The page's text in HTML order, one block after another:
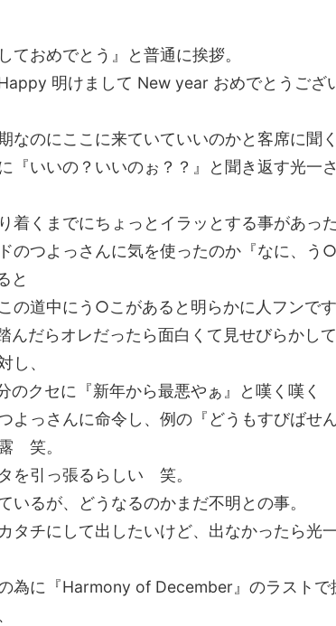
ておめでとう』と普通に挨拶。
明けまして New year おめでとうご
なのにここに来ていていいのかと客席に聞
『いいの？いいのぉ？？』と聞き返す光一
着くまでにちょっとイラッとする事があった
のつよっさんに気を使ったのか『なに、う
と
の道中にう○こがあると明らかに人フンで
んだらオレだったら面白くて見せびらかし
し、
のクセに『新年から最悪やぁ』と嘆く嘆く
よっさんに命令し、例の『どうもすびばせ
笑。
を引っ張るらしい 笑。
いるが、どうなるのかまだ不明との事。
タチにして出したいけど、出なかったら光
為に『Harmony of December』のラスト